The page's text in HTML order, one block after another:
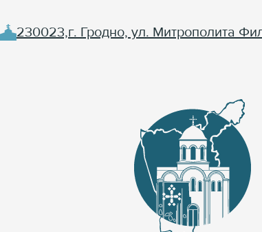
230023,г. Гродно, ул. Митрополита